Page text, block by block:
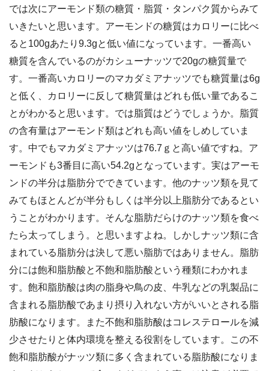
では次にアーモンド類の糖質・脂質・タンパク質からみて
いきたいと思います。アーモンドの糖質はカロリーに比べ
ると100gあたり9.3gと低い値になっています。一番高い
糖質を含んでいるのがカシューナッツで20gの糖質量で
す。一番高いカロリーのマカダミアナッツでも糖質量は6g
と低く、カロリーに反して糖質量はどれも低い量であるこ
とがわかると思います。では脂質はどうでしょうか。脂質
の含有量はアーモンド類はどれも高い値をしめしていま
す。中でもマカダミアナッツは76.7ｇと高い値ですね。ア
ーモンドも3番目に高い54.2gとなっています。実はアーモ
ンドの半分は脂肪分でできています。他のナッツ類を見て
みてもほとんどが半分もしくは半分以上脂肪分であるとい
うことがわかります。そんな脂肪だらけのナッツ類を食べ
たら太ってしまう。と思いますよね。しかしナッツ類に含
まれている脂肪分は決して悪い脂肪ではありません。脂肪
分には飽和脂肪酸と不飽和脂肪酸という種類にわかれま
す。飽和脂肪酸は肉の脂身や鳥の皮、牛乳などの乳製品に
含まれる脂肪酸であまり摂り入れない方がいいとされる脂
肪酸になります。また不飽和脂肪酸はコレステロールを減
少させたりと体内環境を整える役割をしています。この不
飽和脂肪酸がナッツ類に多く含まれている脂肪酸になりま